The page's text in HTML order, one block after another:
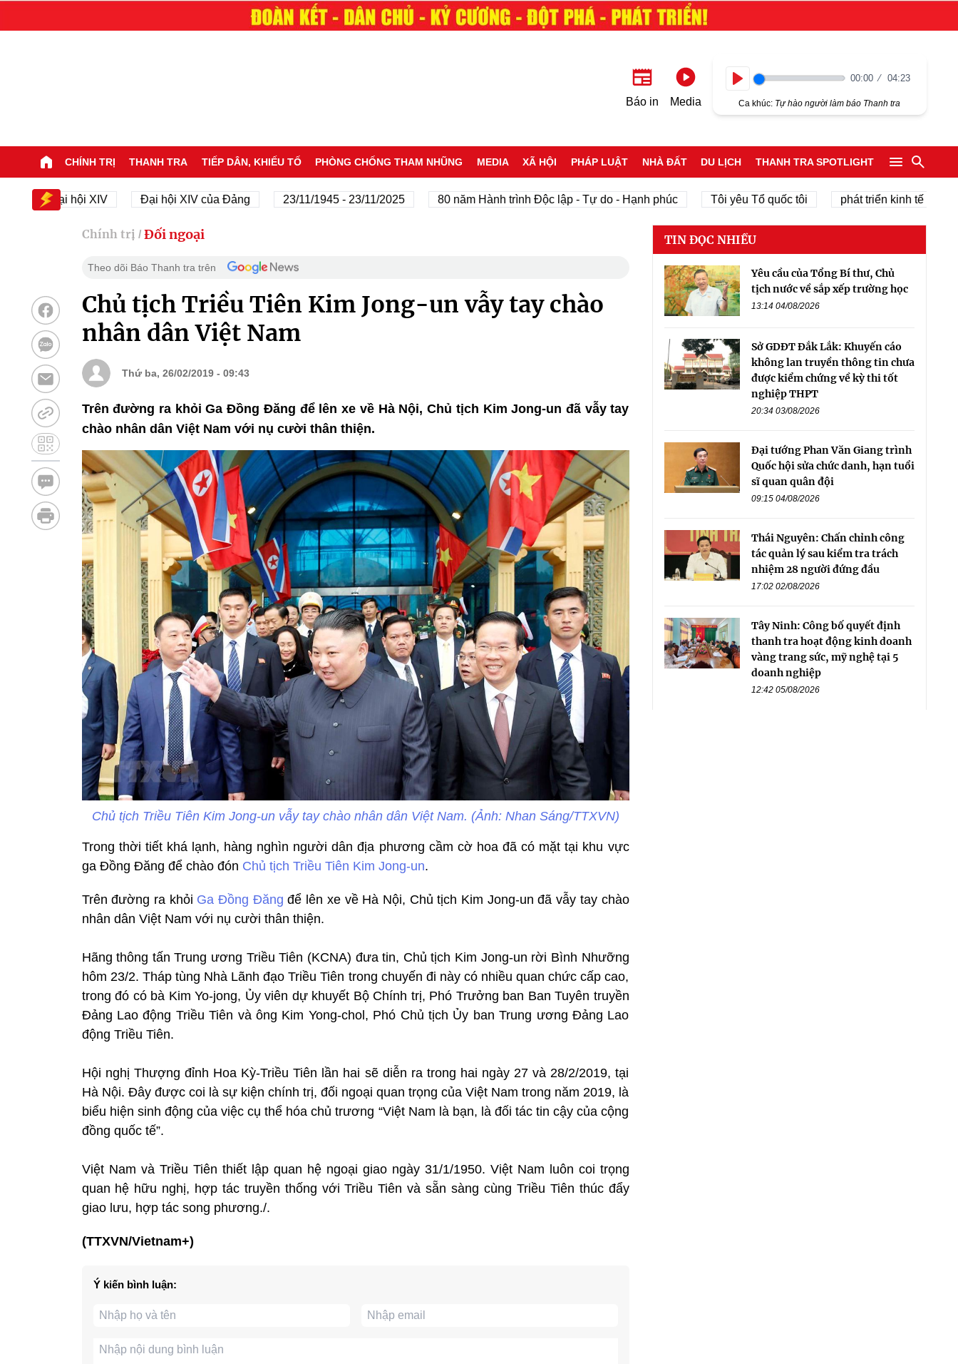
Báo in Media
00:00 04:23
Ca khúc: Tự hào người làm báo Thanh tra
CHÍNH TRỊ THANH TRA TIẾP DÂN, KHIẾU TỐ PHÒNG CHỐNG THAM NHŨNG MEDIA XÃ HỘI PHÁP LUẬT NHÀ ĐẤT DU LỊCH THANH TRA SPOTLIGHT
Đại hội XIV Đại hội XIV của Đảng 23/11/1945 - 23/11/2025 80 năm Hành trình Độc lập - Tự do - Hạnh phúc Tôi yêu Tổ quốc tôi phát triển kinh tế tư nhân
Chính trị / Đối ngoại
Theo dõi Báo Thanh tra trên
Chủ tịch Triều Tiên Kim Jong-un vẫy tay chào
nhân dân Việt Nam
Thứ ba, 26/02/2019 - 09:43
Trên đường ra khỏi Ga Đồng Đăng để lên xe về Hà Nội, Chủ tịch Kim Jong-un đã vẫy tay
chào nhân dân Việt Nam với nụ cười thân thiện.
Chủ tịch Triều Tiên Kim Jong-un vẫy tay chào nhân dân Việt Nam. (Ảnh: Nhan Sáng/TTXVN)
Trong thời tiết khá lạnh, hàng nghìn người dân địa phương cầm cờ hoa đã có mặt tại khu vực
ga Đồng Đăng để chào đón Chủ tịch Triều Tiên Kim Jong-un.
Trên đường ra khỏi Ga Đồng Đăng để lên xe về Hà Nội, Chủ tịch Kim Jong-un đã vẫy tay chào
nhân dân Việt Nam với nụ cười thân thiện.
Hãng thông tấn Trung ương Triều Tiên (KCNA) đưa tin, Chủ tịch Kim Jong-un rời Bình Nhưỡng
hôm 23/2. Tháp tùng Nhà Lãnh đạo Triều Tiên trong chuyến đi này có nhiều quan chức cấp cao,
trong đó có bà Kim Yo-jong, Ủy viên dự khuyết Bộ Chính trị, Phó Trưởng ban Ban Tuyên truyền
Đảng Lao động Triều Tiên và ông Kim Yong-chol, Phó Chủ tịch Ủy ban Trung ương Đảng Lao
động Triều Tiên.
Hội nghị Thượng đỉnh Hoa Kỳ-Triều Tiên lần hai sẽ diễn ra trong hai ngày 27 và 28/2/2019, tại
Hà Nội. Đây được coi là sự kiện chính trị, đối ngoại quan trọng của Việt Nam trong năm 2019, là
biểu hiện sinh động của việc cụ thể hóa chủ trương “Việt Nam là bạn, là đối tác tin cậy của cộng
đồng quốc tế”.
Việt Nam và Triều Tiên thiết lập quan hệ ngoại giao ngày 31/1/1950. Việt Nam luôn coi trọng
quan hệ hữu nghị, hợp tác truyền thống với Triều Tiên và sẵn sàng cùng Triều Tiên thúc đẩy
giao lưu, hợp tác song phương./.
(TTXVN/Vietnam+)
Ý kiến bình luận:
TIN ĐỌC NHIỀU
Yêu cầu của Tổng Bí thư, Chủ
tịch nước về sắp xếp trường học
13:14 04/08/2026
Sở GDĐT Đắk Lắk: Khuyến cáo
không lan truyền thông tin chưa
được kiểm chứng về kỳ thi tốt
nghiệp THPT
20:34 03/08/2026
Đại tướng Phan Văn Giang trình
Quốc hội sửa chức danh, hạn tuổi
sĩ quan quân đội
09:15 04/08/2026
Thái Nguyên: Chấn chỉnh công
tác quản lý sau kiểm tra trách
nhiệm 28 người đứng đầu
17:02 02/08/2026
Tây Ninh: Công bố quyết định
thanh tra hoạt động kinh doanh
vàng trang sức, mỹ nghệ tại 5
doanh nghiệp
12:42 05/08/2026